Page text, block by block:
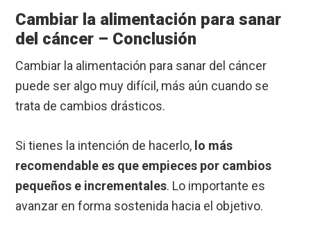
Cambiar la alimentación para sanar
del cáncer – Conclusión
Cambiar la alimentación para sanar del cáncer
puede ser algo muy difícil, más aún cuando se
trata de cambios drásticos.
Si tienes la intención de hacerlo, lo más
recomendable es que empieces por cambios
pequeños e incrementales. Lo importante es
avanzar en forma sostenida hacia el objetivo.